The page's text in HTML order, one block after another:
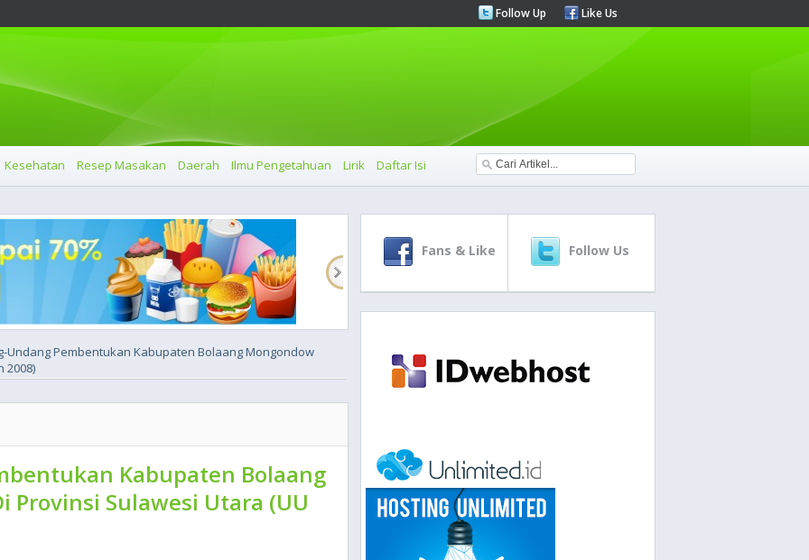
Follow Up Like Us
Kesehatan Resep Masakan Daerah Ilmu Pengetahuan Lirik Daftar Isi
Undang Pembentukan Kabupaten Bolaang Mongondow
2008)
Kabupaten Bolaang
Provinsi Sulawesi Utara (UU
Fans & Like Follow Us